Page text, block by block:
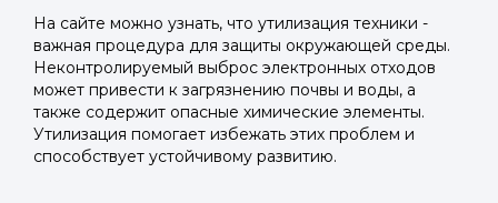
На сайте можно узнать, что утилизация техники -
важная процедура для защиты окружающей среды.
Неконтролируемый выброс электронных отходов
может привести к загрязнению почвы и воды, а
также содержит опасные химические элементы.
Утилизация помогает избежать этих проблем и
способствует устойчивому развитию.